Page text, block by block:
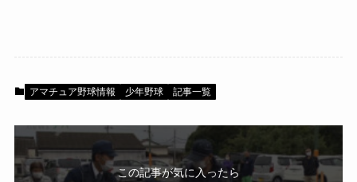
アマチュア野球情報 少年野球 記事一覧
この記事が気に入ったら